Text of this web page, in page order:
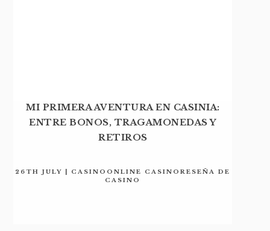
MI PRIMERA AVENTURA EN CASINIA:
ENTRE BONOS, TRAGAMONEDAS Y
RETIROS
26TH JULY | CASINOONLINE CASINORESEÑA DE
CASINO